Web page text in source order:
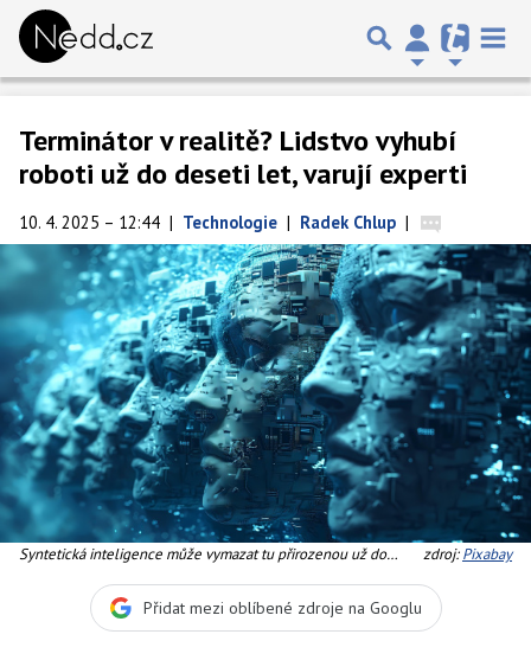
Terminátor v realitě? Lidstvo vyhubí
roboti už do deseti let, varují experti
10. 4. 2025 – 12:44 | Technologie | Radek Chlup |
Syntetická inteligence může vymazat tu přirozenou už do
zdroj:Pixabay
Přidat mezi oblíbené zdroje na Googlu